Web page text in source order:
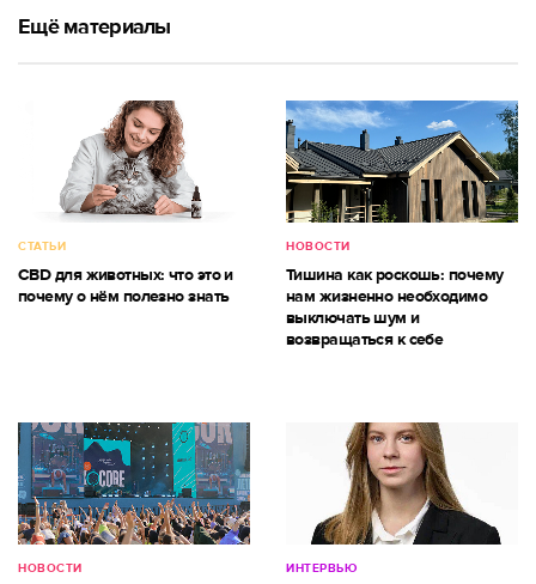
Ещё материалы
СТАТЬИ
CBD для животных: что это и
почему о нём полезно знать
НОВОСТИ
Тишина как роскошь: почему
нам жизненно необходимо
выключать шум и
возвращаться к себе
НОВОСТИ ИНТЕРВЬЮ